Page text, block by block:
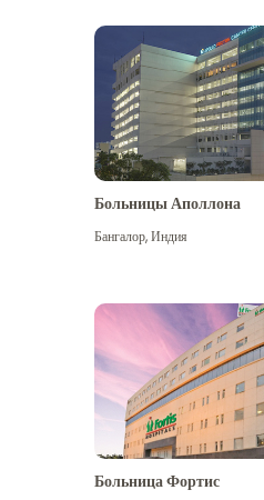
Больницы Аполлона
Бангалор,Индия
Больница Фортис